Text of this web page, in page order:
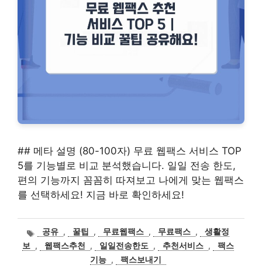
## 메타 설명 (80-100자) 무료 웹팩스 서비스 TOP
5를 기능별로 비교 분석했습니다. 일일 전송 한도,
편의 기능까지 꼼꼼히 따져보고 나에게 맞는 웹팩스
를 선택하세요! 지금 바로 확인하세요!
태
그
공유 , 꿀팁 , 무료웹팩스 , 무료팩스 ,
생활정
보 , 웹팩스추천 , 일일전송한도 , 추천서비스 ,
팩스
기능 , 팩스보내기